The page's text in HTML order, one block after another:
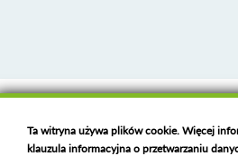
Deklaracja dostępności
Ta witryna używa plików cookie. Więcej
klauzula informacyjna o przetwarzaniu